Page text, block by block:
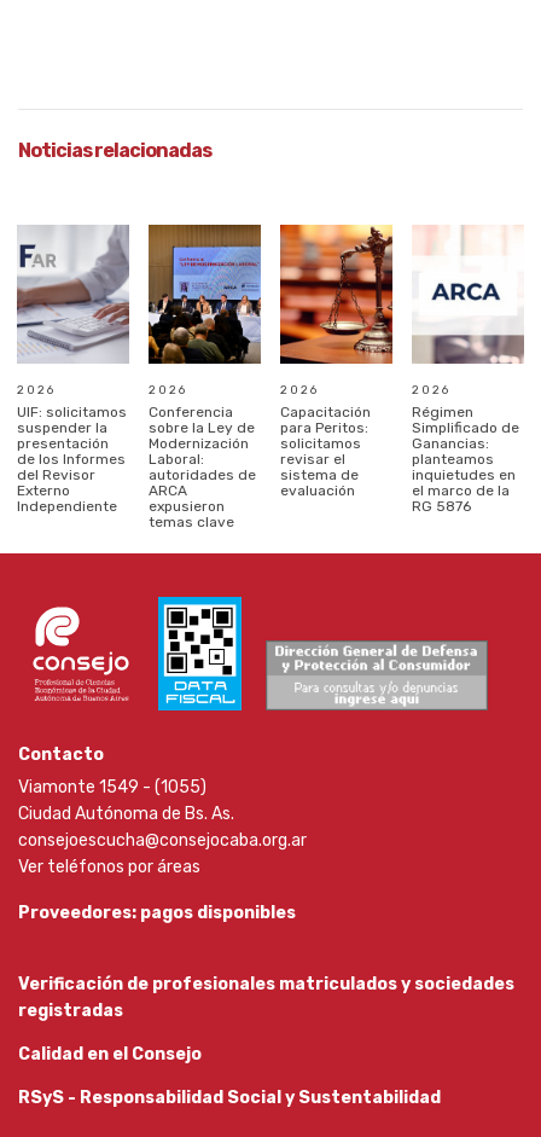
Noticias relacionadas
2026
UIF: solicitamos
suspender la
presentación
de los Informes
del Revisor
Externo
Independiente
2026
Conferencia
sobre la Ley de
Modernización
Laboral:
autoridades de
ARCA
expusieron
temas clave
2026
Capacitación
para Peritos:
solicitamos
revisar el
sistema de
evaluación
2026
Régimen
Simplificado de
Ganancias:
planteamos
inquietudes en
el marco de la
RG 5876
Contacto
Viamonte 1549 - (1055)
Ciudad Autónoma de Bs. As.
consejoescucha@consejocaba.org.ar
Ver teléfonos por áreas
Proveedores: pagos disponibles
Verificación de profesionales matriculados y sociedades
registradas
Calidad en el Consejo
RSyS - Responsabilidad Social y Sustentabilidad